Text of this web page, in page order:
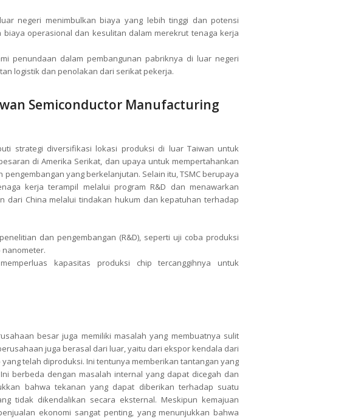
negeri menimbulkan biaya yang lebih tinggi dan potensi
operasional dan kesulitan dalam merekrut tenaga kerja
penundaan dalam pembangunan pabriknya di luar negeri
logistik dan penolakan dari serikat pekerja.
Semiconductor Manufacturing
strategi diversifikasi lokasi produksi di luar Taiwan untuk
di Amerika Serikat, dan upaya untuk mempertahankan
yang berkelanjutan. Selain itu, TSMC berupaya
kerja terampil melalui program R&D dan menawarkan
dari China melalui tindakan hukum dan kepatuhan terhadap
dan pengembangan (R&D), seperti uji coba produksi
nanometer.
kapasitas produksi chip tercanggihnya untuk
besar juga memiliki masalah yang membuatnya sulit
juga berasal dari luar, yaitu dari ekspor kendala dari
telah diproduksi. Ini tentunya memberikan tantangan yang
berbeda dengan masalah internal yang dapat dicegah dan
bahwa tekanan yang dapat diberikan terhadap suatu
tidak dikendalikan secara eksternal. Meskipun kemajuan
ekonomi sangat penting, yang menunjukkan bahwa